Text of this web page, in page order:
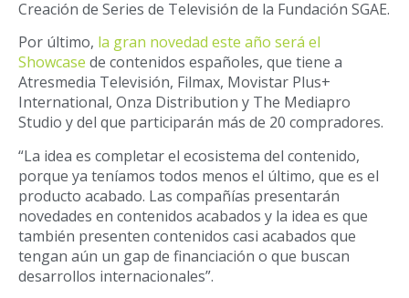
Creación de Series de Televisión de la Fundación SGAE.
Por último, la gran novedad este año será el
Showcase de contenidos españoles, que tiene a
Atresmedia Televisión, Filmax, Movistar Plus+
International, Onza Distribution y The Mediapro
Studio y del que participarán más de 20 compradores.
“La idea es completar el ecosistema del contenido,
porque ya teníamos todos menos el último, que es el
producto acabado. Las compañías presentarán
novedades en contenidos acabados y la idea es que
también presenten contenidos casi acabados que
tengan aún un gap de financiación o que buscan
desarrollos internacionales”.